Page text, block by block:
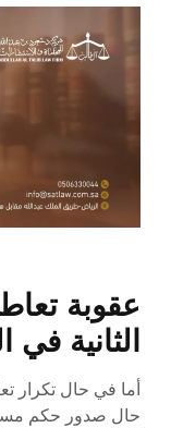
عقوبة
الثانية في
أما في حال تكرار
حال صدور حكم